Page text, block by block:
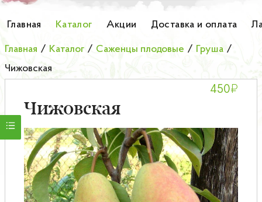
Главная Каталог Акции Доставка и оплата
Колоновидные деревья
Лук-севок
Малина
Мини-деревья
НОВИНКА Английские и Японские розы
Главная / Каталог / Саженцы плодовые / Груша /
Чижовская
Чижовская
450₽